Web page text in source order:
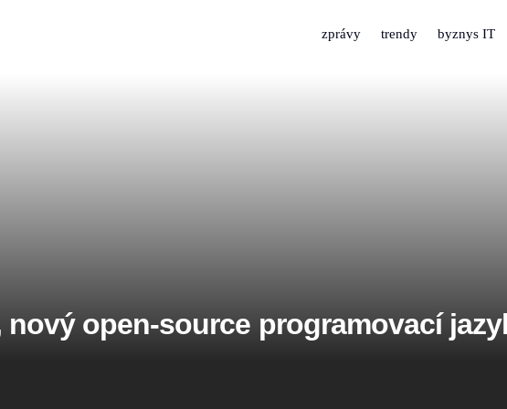
zprávy trendy byznys IT
open-source programovací